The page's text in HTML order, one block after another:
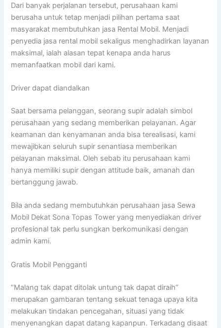
Dari banyak perjalanan tersebut, perusahaan kami
berusaha untuk tetap menjadi pilihan pertama saat
masyarakat membutuhkan jasa Rental Mobil. Menjadi
penyedia jasa rental mobil sekaligus menghadirkan layanan
maksimal, ialah alasan tepat kenapa anda harus
memanfaatkan mobil dari kami.
Driver dapat diandalkan
Saat bersama pelanggan, seorang supir adalah simbol
perusahaan yang sedang memberikan pelayanan. Agar
keamanan dan kenyamanan anda bisa terealisasi, kami
mewajibkan seluruh supir senantiasa memberikan
pelayanan maksimal. Oleh sebab itu perusahaan kami
hanya memiliki supir dengan attitude baik, amanah dan
bertanggung jawab.
Bila anda sedang membutuhkan perusahaan jasa Sewa
Mobil Dekat Sona Topas Tower yang menyediakan driver
profesional tak perlu sungkan berkomunikasi dengan
admin kami.
Gratis Mobil Pengganti
“Malang tak dapat ditolak untung tak dapat diraih”
merupakan gambaran tentang sekuat tenaga upaya kita
melakukan tindakan pencegahan, situasi yang tidak
menyenangkan dapat datang kapanpun. Terkadang disaat